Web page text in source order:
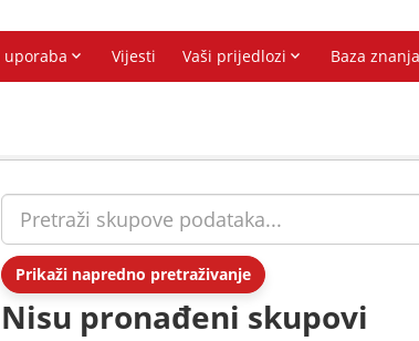
Prikaži napredno pretraživanje
Nisu pronađeni skupovi